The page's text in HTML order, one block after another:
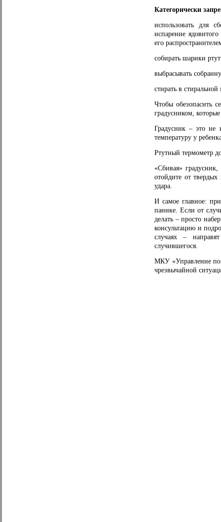
Категорически
использовать для
испарение
его
собирать шарики
выбрасывать
стирать в
Чтобы обезопасить
градусником,
Градусник – это не
температуру у
Ртутный термометр
«Сбивая»
отойдите от
удара.
И самое главное:
панике. Если от
делать – просто
консультацию и
случаях –
случившегося.
МКУ «Управление по
чрезвычайной